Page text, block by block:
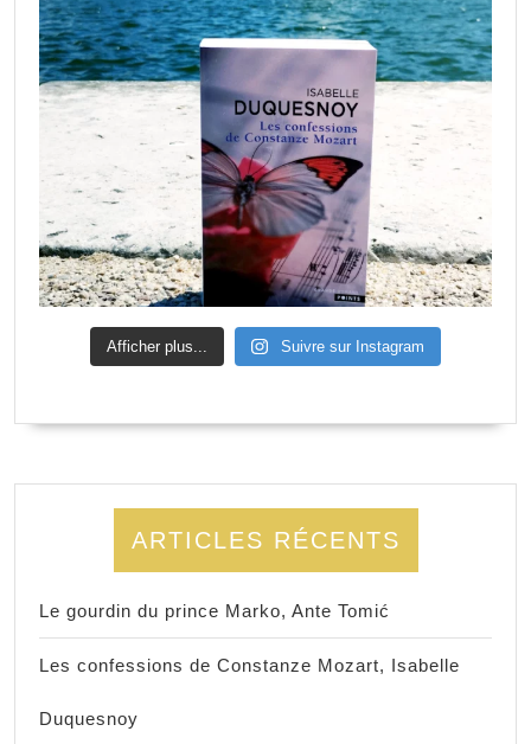
Afficher plus... Suivre sur Instagram
ARTICLES RÉCENTS
Le gourdin du prince Marko, Ante Tomić
Les confessions de Constanze Mozart, Isabelle
Duquesnoy